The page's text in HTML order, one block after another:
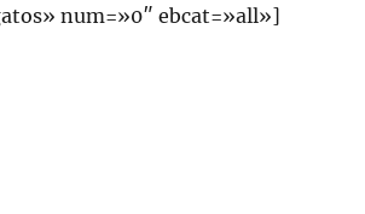
num=»0″ ebcat=»all»]